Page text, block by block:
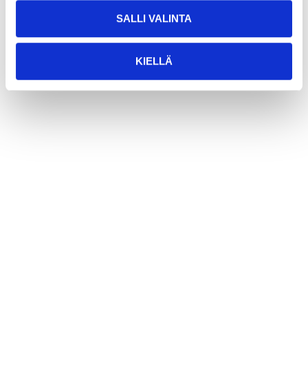
SALLI VALINTA
KIELLÄ